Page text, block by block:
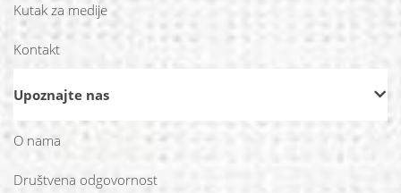
Kutak za medije
Kontakt
Upoznajte nas
O nama
Društvena odgovornost